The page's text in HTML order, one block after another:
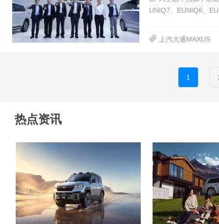
UNIQ7、EUNIQ6、EU
上汽大通MAXUS
1
热点资讯